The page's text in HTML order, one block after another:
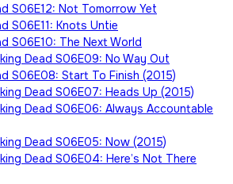
S06E12: Not Tomorrow Yet
S06E11: Knots Untie
S06E10: The Next World
Dead S06E09: No Way Out
S06E08: Start To Finish (2015)
Dead S06E07: Heads Up (2015)
Dead S06E06: Always Accountable
Dead S06E05: Now (2015)
Dead S06E04: Here’s Not There